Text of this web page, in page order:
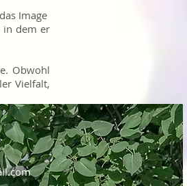
Image
in dem er
Obwohl
Vielfalt,